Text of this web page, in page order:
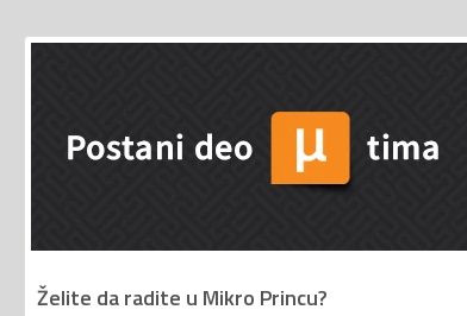
Želite da radite u Mikro Princu?